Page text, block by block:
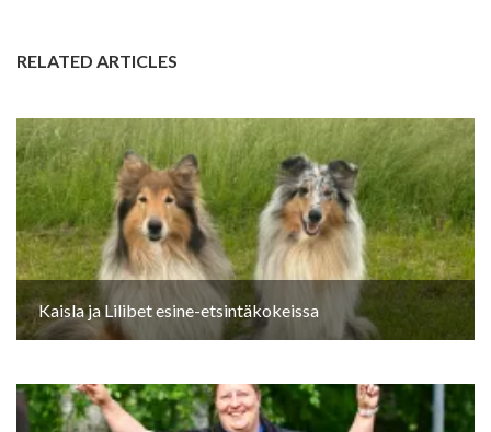
RELATED ARTICLES
Kaisla ja Lilibet esine-etsintäkokeissa